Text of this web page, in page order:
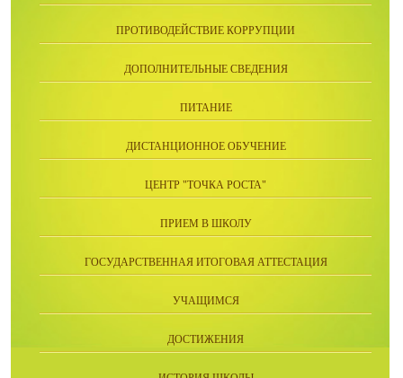
ПРОТИВОДЕЙСТВИЕ КОРРУПЦИИ
ДОПОЛНИТЕЛЬНЫЕ СВЕДЕНИЯ
ПИТАНИЕ
ДИСТАНЦИОННОЕ ОБУЧЕНИЕ
ЦЕНТР "ТОЧКА РОСТА"
ПРИЕМ В ШКОЛУ
ГОСУДАРСТВЕННАЯ ИТОГОВАЯ АТТЕСТАЦИЯ
УЧАЩИМСЯ
ДОСТИЖЕНИЯ